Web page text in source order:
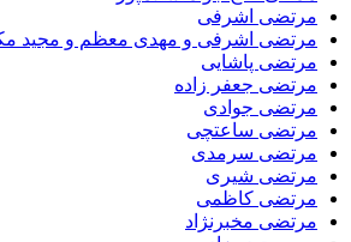
مرتضی اشرفی
مرتضی اشرفی و مهدی معظم و مجید
مرتضی پاشایی
مرتضی جعفر زاده
مرتضی جوادی
مرتضی ساعتچی
مرتضی سرمدی
مرتضی شیری
مرتضی کاظمی
مرتضی مخبرنژاد